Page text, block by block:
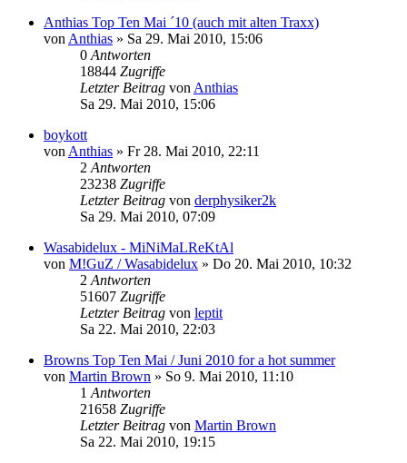
Anthias Top Ten Mai ´10 (auch mit alten Traxx)
von Anthias » Sa 29. Mai 2010, 15:06
0 Antworten
18844 Zugriffe
Letzter Beitrag von Anthias
Sa 29. Mai 2010, 15:06
boykott
von Anthias » Fr 28. Mai 2010, 22:11
2 Antworten
23238 Zugriffe
Letzter Beitrag von derphysiker2k
Sa 29. Mai 2010, 07:09
Wasabidelux - MiNiMaLReKtAl
von M!GuZ / Wasabidelux » Do 20. Mai 2010, 10:32
2 Antworten
51607 Zugriffe
Letzter Beitrag von leptit
Sa 22. Mai 2010, 22:03
Browns Top Ten Mai / Juni 2010 for a hot summer
von Martin Brown » So 9. Mai 2010, 11:10
1 Antworten
21658 Zugriffe
Letzter Beitrag von Martin Brown
Sa 22. Mai 2010, 19:15